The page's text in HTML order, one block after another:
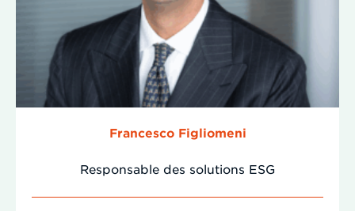
Francesco Figliomeni
Responsable des solutions ESG